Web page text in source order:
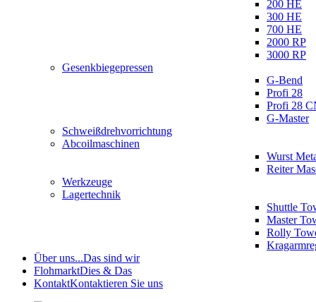
200 HE
300 HE
700 HE
2000 RP
3000 RP
Gesenkbiegepressen
G-Bend
Profi 28
Profi 28
G-Master
Schweißdrehvorrichtung
Abcoilmaschinen
Wurst
Reiter
Werkzeuge
Lagertechnik
Shuttle
Master
Rolly
Über uns...Das sind wir
FlohmarktDies & Das
KontaktKontaktieren Sie uns